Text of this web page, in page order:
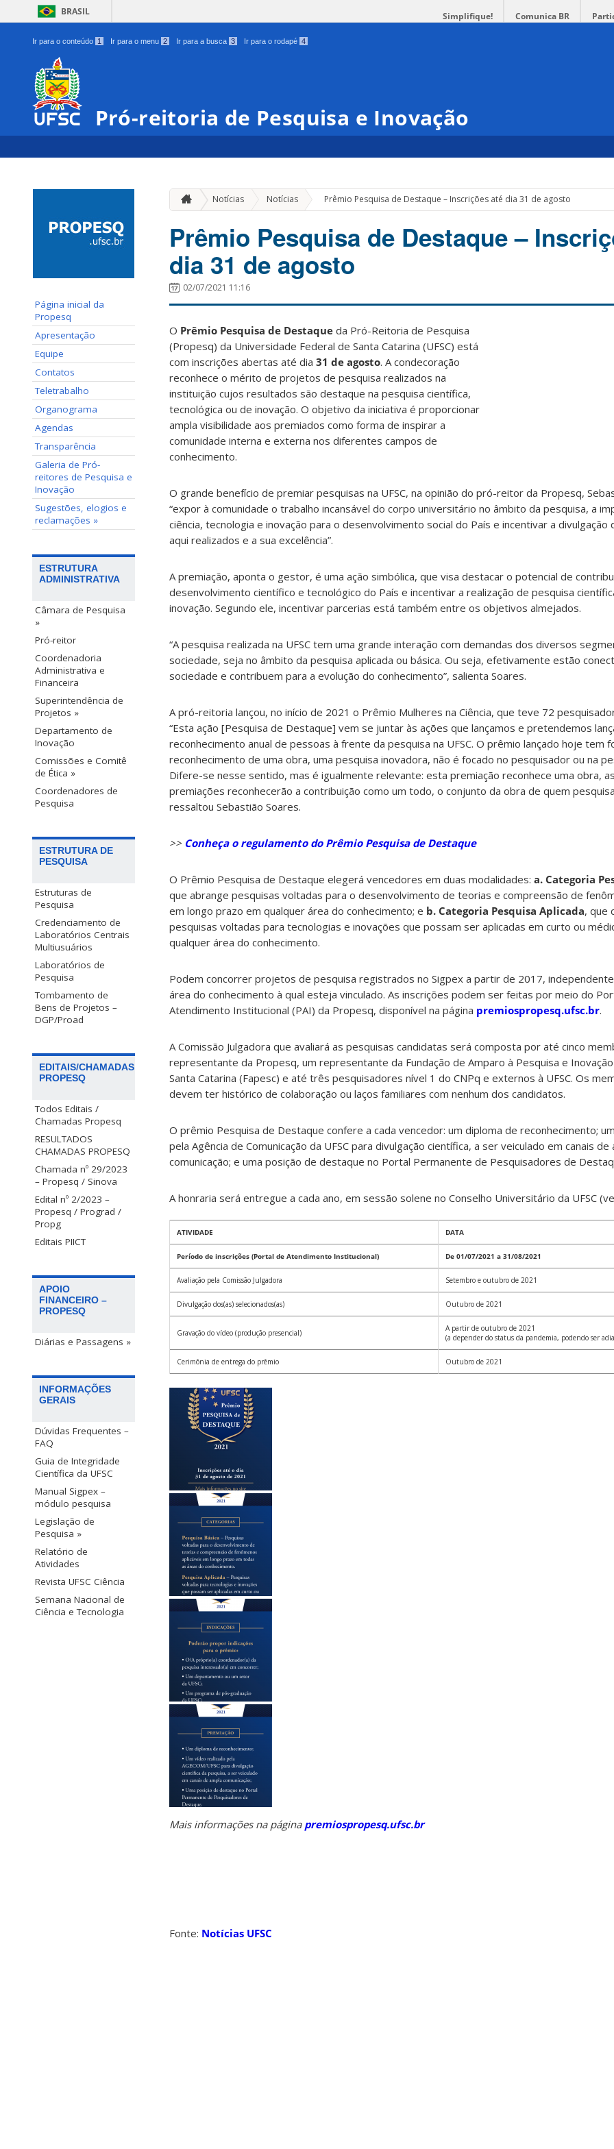
BRASIL Simplifique! Comunica BR
Ir para o conteúdo 1 Ir para o menu 2 Ir para a busca 3 Ir para o rodapé 4
Pró-reitoria de Pesquisa e Inovação
Página inicial da
Propesq
Apresentação
Equipe
Contatos
Teletrabalho
Organograma
Agendas
Transparência
Galeria de Pró-
reitores de Pesquisa e
Inovação
Sugestões, elogios e
reclamações »
ESTRUTURA
ADMINISTRATIVA
Câmara de Pesquisa
»
Pró-reitor
Coordenadoria
Administrativa e
Financeira
Superintendência de
Projetos »
Departamento de
Inovação
Comissões e Comitê
de Ética »
Coordenadores de
Pesquisa
ESTRUTURA DE
PESQUISA
Estruturas de
Pesquisa
Credenciamento de
Laboratórios Centrais
Multiusuários
Laboratórios de
Pesquisa
Tombamento de
Bens de Projetos –
DGP/Proad
EDITAIS/CHAMADAS
PROPESQ
Todos Editais /
Chamadas Propesq
RESULTADOS
CHAMADAS PROPESQ
Chamada nº 29/2023
– Propesq / Sinova
Edital nº 2/2023 –
Propesq / Prograd /
Propg
Editais PIICT
APOIO
FINANCEIRO –
PROPESQ
Diárias e Passagens »
INFORMAÇÕES
GERAIS
Dúvidas Frequentes –
FAQ
Guia de Integridade
Científica da UFSC
Manual Sigpex –
módulo pesquisa
Legislação de
Pesquisa »
Relatório de
Atividades
Revista UFSC Ciência
Semana Nacional de
Ciência e Tecnologia
Notícias Notícias » Prêmio Pesquisa de Destaque – Inscrições até dia 31 de agosto
Prêmio Pesquisa de Destaque –
dia 31 de agosto
02/07/2021 11:16
O Prêmio Pesquisa de Destaque da Pró-Reitoria de Pesquisa
(Propesq) da Universidade Federal de Santa Catarina (UFSC) está
com inscrições abertas até dia 31 de agosto. A condecoração
reconhece o mérito de projetos de pesquisa realizados na
instituição cujos resultados são destaque na pesquisa científica,
tecnológica ou de inovação. O objetivo da iniciativa é proporcionar
ampla visibilidade aos premiados como forma de inspirar a
comunidade interna e externa nos diferentes campos de
conhecimento.
O grande benefício de premiar pesquisas na UFSC, na opinião do pró-reitor da Propesq,
“expor à comunidade o trabalho incansável do corpo universitário no âmbito da pesquisa, a
ciência, tecnologia e inovação para o desenvolvimento social do País e incentivar a divulgação
aqui realizados e a sua excelência”.
A premiação, aponta o gestor, é uma ação simbólica, que visa destacar o potencial de
desenvolvimento científico e tecnológico do País e incentivar a realização de pesquisa
inovação. Segundo ele, incentivar parcerias está também entre os objetivos almejados.
“A pesquisa realizada na UFSC tem uma grande interação com demandas dos diversos
sociedade, seja no âmbito da pesquisa aplicada ou básica. Ou seja, efetivamente estão
sociedade e contribuem para a evolução do conhecimento”, salienta Soares.
A pró-reitoria lançou, no início de 2021 o Prêmio Mulheres na Ciência, que teve 72
“Esta ação [Pesquisa de Destaque] vem se juntar às ações que lançamos e pretendemos
reconhecimento anual de pessoas à frente da pesquisa na UFSC. O prêmio lançado hoje tem
reconhecimento de uma obra, uma pesquisa inovadora, não é focado no pesquisador ou na
Difere-se nesse sentido, mas é igualmente relevante: esta premiação reconhece uma obra,
premiações reconhecerão a contribuição como um todo, o conjunto da obra de quem pesquisa
ressaltou Sebastião Soares.
>> Conheça o regulamento do Prêmio Pesquisa de Destaque
O Prêmio Pesquisa de Destaque elegerá vencedores em duas modalidades: a. Categoria
que abrange pesquisas voltadas para o desenvolvimento de teorias e compreensão de
em longo prazo em qualquer área do conhecimento; e b. Categoria Pesquisa Aplicada, que
pesquisas voltadas para tecnologias e inovações que possam ser aplicadas em curto ou
qualquer área do conhecimento.
Podem concorrer projetos de pesquisa registrados no Sigpex a partir de 2017,
área do conhecimento à qual esteja vinculado. As inscrições podem ser feitas por meio do
Atendimento Institucional (PAI) da Propesq, disponível na página premiospropesq.ufsc.br.
A Comissão Julgadora que avaliará as pesquisas candidatas será composta por até cinco
representante da Propesq, um representante da Fundação de Amparo à Pesquisa e
Santa Catarina (Fapesc) e até três pesquisadores nível 1 do CNPq e externos à UFSC. Os
devem ter histórico de colaboração ou laços familiares com nenhum dos candidatos.
O prêmio Pesquisa de Destaque confere a cada vencedor: um diploma de reconhecimento;
pela Agência de Comunicação da UFSC para divulgação científica, a ser veiculado em canais de
comunicação; e uma posição de destaque no Portal Permanente de Pesquisadores de
A honraria será entregue a cada ano, em sessão solene no Conselho Universitário da UFSC
ATIVIDADE DATA
Período de inscrições (Portal de Atendimento Institucional) De 01/07/2021 a 31/08/2021
Avaliação pela Comissão Julgadora Setembro e outubro de 2021
Divulgação dos(as) selecionados(as) Outubro de 2021
Gravação do vídeo (produção presencial)
A partir de outubro de 2021
(a depender do status da pandemia, podendo ser
Cerimônia de entrega do prêmio Outubro de 2021
Mais informações na página premiospropesq.ufsc.br
Fonte: Notícias UFSC